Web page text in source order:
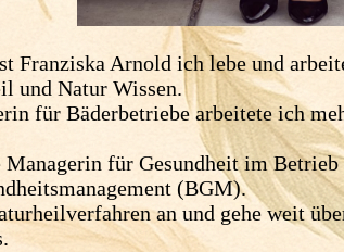
Franziska Arnold ich lebe und
und Natur Wissen.
für Bäderbetriebe arbeitete ich
für Gesundheit im
(BGM).
an und gehe weit